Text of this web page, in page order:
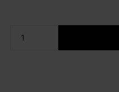
Produkt Anzahl: